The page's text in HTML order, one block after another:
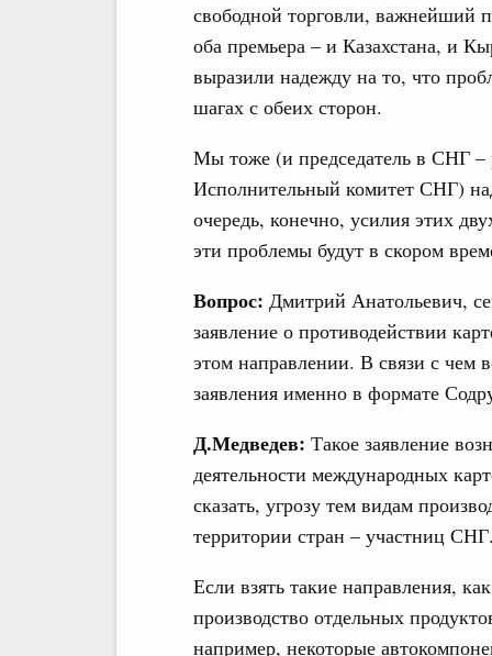
свободной торговли, важнейший
оба премьера – и Казахстана, и
выразили надежду на то, что
шагах с обеих сторон.
Мы тоже (и председатель в СНГ –
Исполнительный комитет СНГ)
очередь, конечно, усилия этих
эти проблемы будут в скором
Вопрос: Дмитрий Анатольевич,
заявление о противодействии
этом направлении. В связи с чем
заявления именно в формате
Д.Медведев: Такое заявление
деятельности международных
сказать, угрозу тем видам
территории стран – участниц
Если взять такие направления,
производство отдельных
например, некоторые